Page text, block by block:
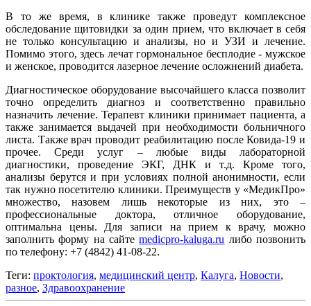
В то же время, в клинике также проведут комплексное
обследование щитовидки за один прием, что включает в себя
не только консультацию и анализы, но и УЗИ и лечение.
Помимо этого, здесь лечат гормональное бесплодие - мужское
и женское, проводится лазерное лечение осложнений диабета.
Диагностическое оборудование высочайшего класса позволит
точно определить диагноз и соответственно правильно
назначить лечение. Терапевт клиники принимает пациента, а
также занимается выдачей при необходимости больничного
листа. Также врач проводит реабилитацию после Ковида-19 и
прочее. Среди услуг – любые виды лабораторной
диагностики, проведение ЭКГ, ДНК и т.д. Кроме того,
анализы берутся и при условиях полной анонимности, если
так нужно посетителю клиники. Преимуществ у «МедикПро»
множество, назовем лишь некоторые из них, это –
профессиональные доктора, отличное оборудование,
оптимальна цены. Для записи на прием к врачу, можно
заполнить форму на сайтеmedicpro-kaluga.ru либо позвонить
по телефону: +7 (4842) 41-08-22.
Теги: проктология, медицинский центр, Калуга, Новости,
разное, Здравоохранение